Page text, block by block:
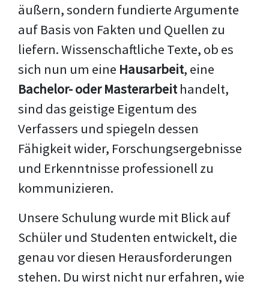
äußern, sondern fundierte Argumente
auf Basis von Fakten und Quellen zu
liefern. Wissenschaftliche Texte, ob es
sich nun um eine Hausarbeit, eine
Bachelor- oder Masterarbeithandelt,
sind das geistige Eigentum des
Verfassers und spiegeln dessen
Fähigkeit wider, Forschungsergebnisse
und Erkenntnisse professionell zu
kommunizieren.
Unsere Schulung wurde mit Blick auf
Schüler und Studenten entwickelt, die
genau vor diesen Herausforderungen
stehen. Du wirst nicht nur erfahren, wie